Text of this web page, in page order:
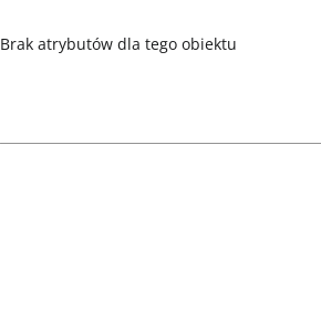
Brak atrybutów dla tego obiektu